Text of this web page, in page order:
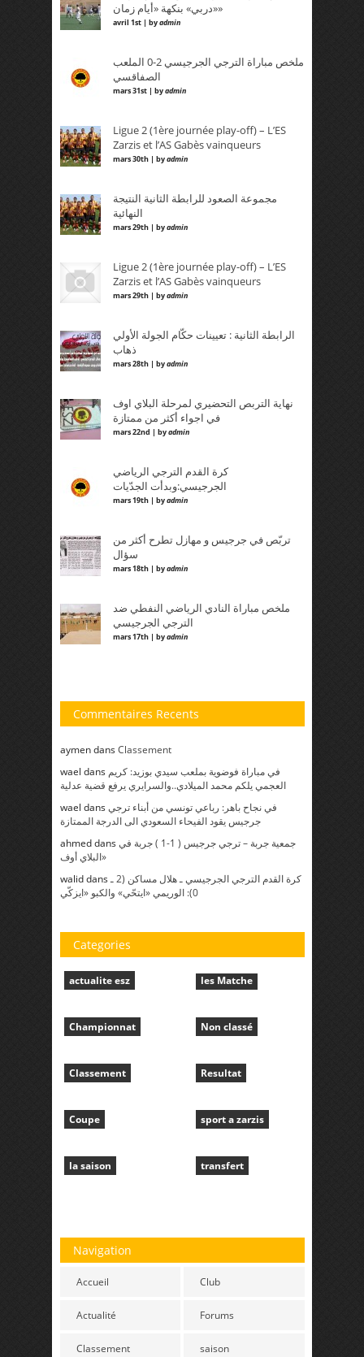
«دربي» بنكهة «أيام زمان»
avril 1st | byadmin
ملخص مباراة الترجي الجرجيسي 2-0 الملعب
الصفاقسي
mars 31st | byadmin
Ligue 2 (1ère journée play-off) – L’ES
Zarzis et l’AS Gabès vainqueurs
mars 30th | byadmin
مجموعة الصعود للرابطة الثانية النتيجة
النهائية
mars 29th | byadmin
Ligue 2 (1ère journée play-off) – L’ES
Zarzis et l’AS Gabès vainqueurs
mars 29th | byadmin
الرابطة الثانية : تعيينات حكّام الجولة الأولي
ذهاب
mars 28th | byadmin
نهاية التربص التحضيري لمرحلة البلاي اوف
في اجواء أكثر من ممتازة
mars 22nd | byadmin
كرة القدم الترجي الرياضي
الجرجيسي:وبدأت الجدّيات
mars 19th | byadmin
تربّص في جرجيس و مهازل تطرح أكثر من
سؤال
mars 18th | byadmin
mars 17th | byadmin
Commentaires Recents
aymen dansClassement
wael dans في مباراة فوضوية بملعب سيدي بوزيد: كريم
العجمي يلكم محمد الميلادي..والسرايري يرفع قضية عدلية
wael dansفي نجاح باهر: رباعي تونسي من أبناء ترجي
جرجيس يقود الفيحاء السعودي الى الدرجة الممتازة
ahmed dansجمعية جربة – ترجي جرجيس ( 1-1 ) جربة في
«البلاي أوف
walid dansكرة القدم الترجي الجرجيسي ـ هلال مساكن (2 ـ
0): الوريمي «ايتحّي» والكبو «ايزكّي
Categories
actualite esz
Championnat
Classement
Coupe
la saison
les Matche
Non classé
Resultat
sport a zarzis
transfert
Navigation
Accueil
Actualité
Classement
Club
Forums
saison